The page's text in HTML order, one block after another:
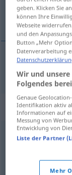
Unkörperlichkeit
espiritualidad,
geben. Klicken Sie
können Ihre
Webseite
und den
Button „Mehr
Datenverarbeitung
Wir und
Folgendes
Genaue
Identifikation aktiv
Informationen auf
Messung von
Entwicklung von
Liste der Partner
Mehr